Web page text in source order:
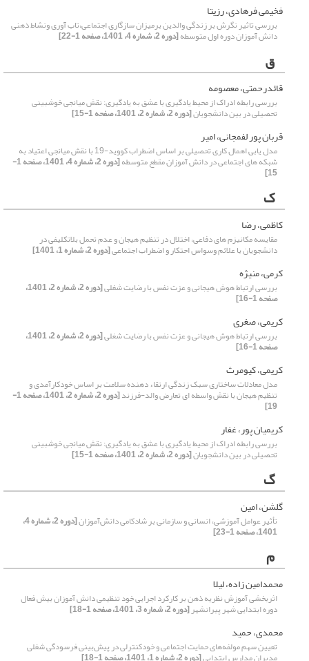
فخیمی فرهادی، رزیتا
بررسی تاثیر نگرش بر زندگی والدین برمیزان سازگاری اجتماعی،تاب آوری ونشاط ذهنی
دانش آموزان دوره اول متوسطه[دوره 2، شماره 4، 1401، صفحه 1-22]
ق
قائدرحمتی، معصومه
بررسی رابطه ادراک از محیط یادگیری با عشق به یادگیری: نقش میانجی خوش‏بینی
تحصیلی در بین دانشجویان[دوره 2، شماره 2، 1401، صفحه 1-15]
قربان پور لفمجانی، امیر
مدل یابی اهمال کاری تحصیلی بر اساس اضطراب کووید-19 با نقش میانجی اعتیاد به
شبکه های اجتماعی در دانش آموزان مقطع متوسطه [دوره 2، شماره 4، 1401، صفحه 1-
15]
ک
کاظمی، رضا
مقایسه مکانیزم های دفاعی، اختلال در تنظیم هیجان و عدم تحمل بلاتکلیفی در
دانشجویان با علائم وسواس احتکار و اضطراب اجتماعی[دوره 2، شماره 1، 1401]
کرمی، منیژه
بررسی ارتباط هوش هیجانی و عزت نفس با رضایت شغلی [دوره 2، شماره 2، 1401،
صفحه 1-16]
کریمی، صغری
بررسی ارتباط هوش هیجانی و عزت نفس با رضایت شغلی [دوره 2، شماره 2، 1401،
صفحه 1-16]
کریمی، کیومرث
مدل معادلات ساختاری سبک زندگی ارتقاء دهنده سلامت بر اساس خودکارآمدی و
تنظیم هیجان با نقش واسطه ای تعارض والد-فرزند [دوره 2، شماره 2، 1401، صفحه 1-
19]
کریمیان پور، غفار
بررسی رابطه ادراک از محیط یادگیری با عشق به یادگیری: نقش میانجی خوش‏بینی
تحصیلی در بین دانشجویان[دوره 2، شماره 2، 1401، صفحه 1-15]
گ
گلشن، امین
تأثیر عوامل آموزشی، انسانی و سازمانی بر شادکامی دانش‌آموزان [دوره 2، شماره 4،
1401، صفحه 1-23]
م
محمدامین زاده، لیلا
اثربخشی آموزش نظریه ذهن بر کارکرد اجرایی خود تنظیمی دانش آموزان بیش فعال
دوره ابتدایی شهر پیرانشهر[دوره 2، شماره 3، 1401، صفحه 1-18]
محمدی، حمید
تعیین سهم مولفه‌های حمایت اجتماعی و خودکنترلی در پیش‌بینی فرسودگی شغلی